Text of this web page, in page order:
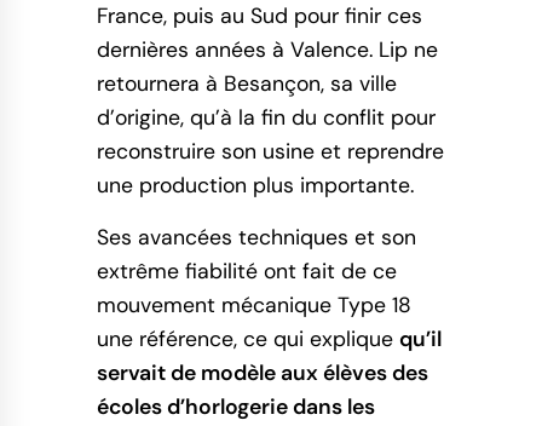
France, puis au Sud pour finir ces
dernières années à Valence. Lip ne
retournera à Besançon, sa ville
d’origine, qu’à la fin du conflit pour
reconstruire son usine et reprendre
une production plus importante.
Ses avancées techniques et son
extrême fiabilité ont fait de ce
mouvement mécanique Type 18
une référence, ce qui explique qu’il
servait de modèle aux élèves des
écoles d’horlogerie dans les